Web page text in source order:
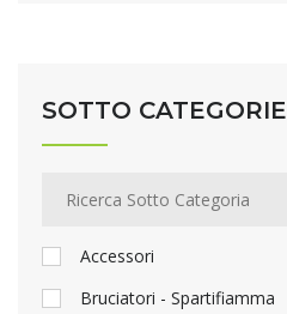
SOTTO CATEGORIE
Accessori
Bruciatori - Spartifiamma